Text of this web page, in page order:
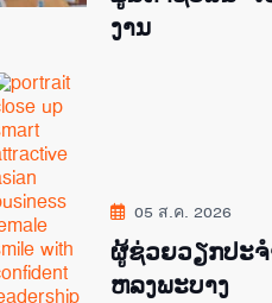
ງານ
05 ส.ค. 2026
ຜູ້ຊ່ວຍ​ວຽກປະ​
ຫລງ​ພະ​ບາງ